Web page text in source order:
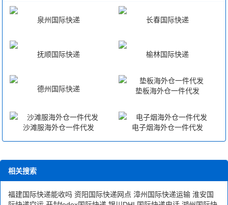
泉州国际快递 长春国际快递
抚顺国际快递 榆林国际快递
德州国际快递 垫板海外仓一件代发
沙滩服海外仓一件代发 电子烟海外仓一件代发
相关搜索
福建国际快递能收吗 资阳国际快递网点 漳州国际快递运输 淮安国